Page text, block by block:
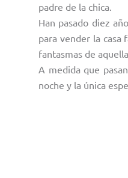
padre de la chica.
Han pasado diez
para vender la
fantasmas de
A medida que
noche y la única